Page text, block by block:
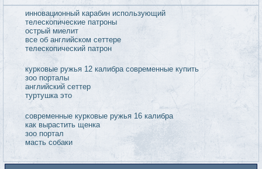
современные курковые ружья 12 калибра
дифференциальная диагностика аутоиммунных
заболеваний печени
гиперестезия у собаки симптомы
масти собак
миелиты
современные курковые ружья
дифференциальная диагностика заболеваний печени
гиперестезия у собак